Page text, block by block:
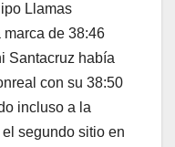
Llamas
marca de 38:46
Santacruz había
con su 38:50
incluso a la
segundo sitio en